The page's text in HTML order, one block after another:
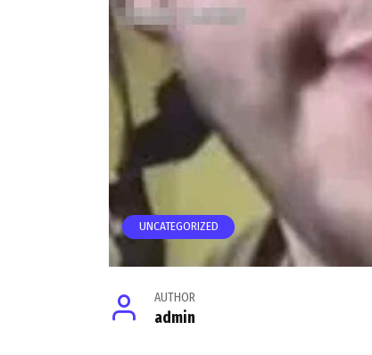
UNCATEGORIZED
AUTHOR
admin